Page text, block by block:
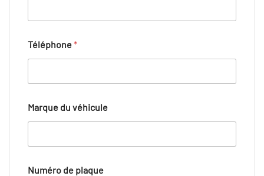
d
e
a
d
e
d
Téléphone*
Marque du véhicule
Numéro de plaque